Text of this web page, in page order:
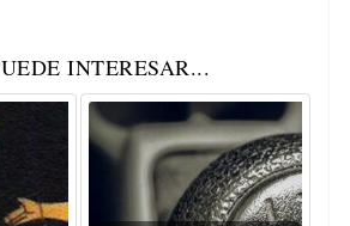
INTERESAR...